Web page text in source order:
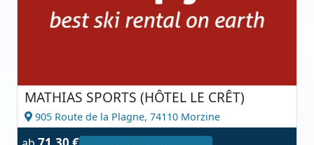
MATHIAS SPORTS (HÔTEL LE CRÊT)
905 Route de la Plagne, 74110 Morzine